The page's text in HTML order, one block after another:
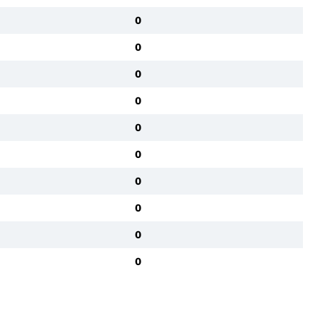
0
0
0
0
0
0
0
0
0
0